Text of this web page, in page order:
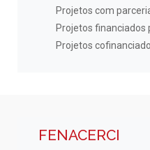
Projetos com
Projetos financiados
Projetos
FENACERCI